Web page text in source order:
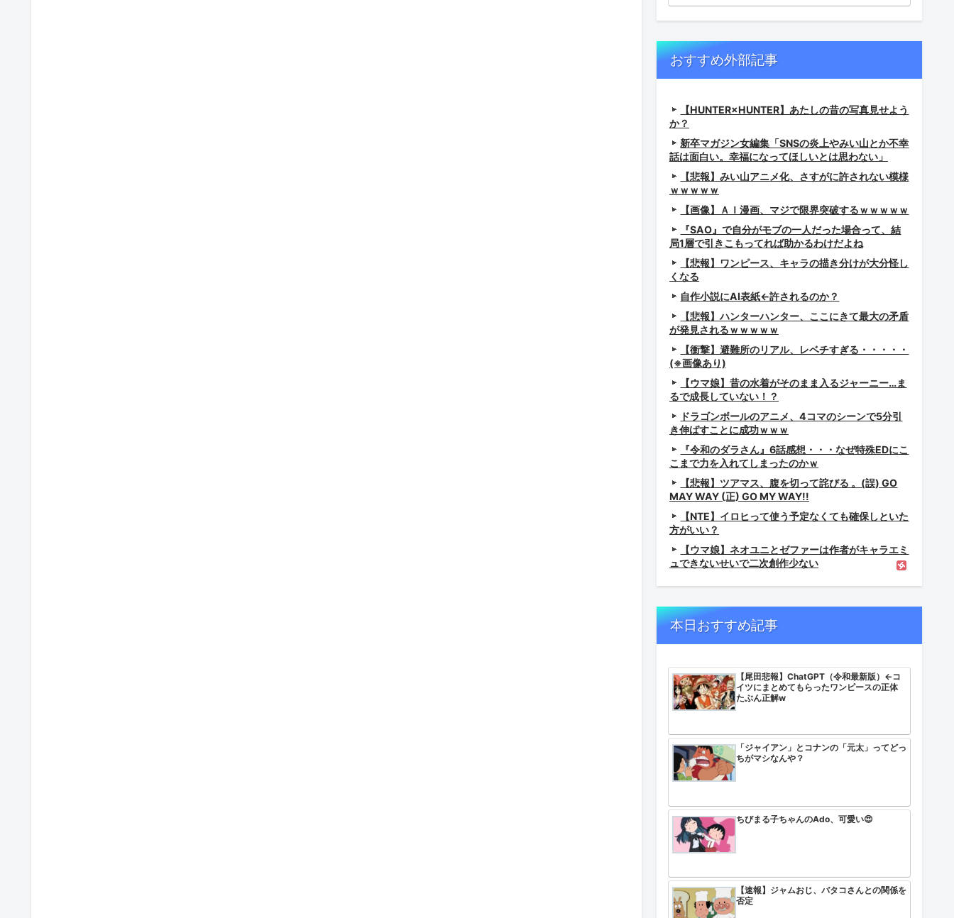
【悲報】ワンピースの赤髪のシャンクスさん、ガチで言語力が崩壊して何を言ってるのか分からない
NHK「忍たま」日テレ「コナン」フジ「鬼滅」テレ朝「ドラえもん」テレ東「ポケモン」TBS「…」
おすすめ外部記事
【HUNTER×HUNTER】あたしの昔の写真見せよう
か？
新卒マガジン女編集「SNSの炎上やみい山とか不幸
話は面白い。幸福になってほしいとは思わない」
【悲報】みい山アニメ化、さすがに許されない模様
ｗｗｗｗｗ
【画像】ＡＩ漫画、マジで限界突破するｗｗｗｗｗ
『SAO』で自分がモブの一人だった場合って、結
局1層で引きこもってれば助かるわけだよね
【悲報】ワンピース、キャラの描き分けが大分怪し
くなる
自作小説にAI表紙←許されるのか？
【悲報】ハンターハンター、ここにきて最大の矛盾
が発見されるｗｗｗｗｗ
【衝撃】避難所のリアル、レベチすぎる・・・・・
(※画像あり)
【ウマ娘】昔の水着がそのまま入るジャーニー…ま
るで成長していない！？
ドラゴンボールのアニメ、4コマのシーンで5分引
き伸ばすことに成功ｗｗｗ
『令和のダラさん』6話感想・・・なぜ特殊EDにこ
こまで力を入れてしまったのかｗ
【悲報】ツアマス、腹を切って詫びる 。(誤) GO
MAY WAY (正) GO MY WAY!!
【NTE】イロヒって使う予定なくても確保しといた
方がいい？
【ウマ娘】ネオユニとゼファーは作者がキャラエミ
ュできないせいで二次創作少ない
本日おすすめ記事
【尾田悲報】ChatGPT（令和最新版）←コ
イツにまとめてもらったワンピースの正体
たぶん正解w
「ジャイアン」とコナンの「元太」ってどっ
ちがマシなんや？
ちびまる子ちゃんのAdo、可愛い😍
【速報】ジャムおじ、バタコさんとの関係を
否定